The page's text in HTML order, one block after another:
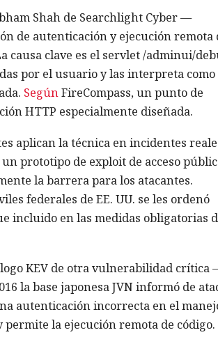
Shah de Searchlight Cyber —
de autenticación y ejecución remota
causa clave es el servlet /adminui/
por el usuario y las interpreta como
SegúnFireCompass, un punto de
HTTP especialmente diseñada.
aplican la técnica en incidentes
prototipo de exploit de acceso
la barrera para los atacantes.
federales de EE. UU. se les ordenó
incluido en las medidas obligatorias
KEV de otra vulnerabilidad crítica
la base japonesa JVN informó de
autenticación incorrecta en el
la ejecución remota de código.